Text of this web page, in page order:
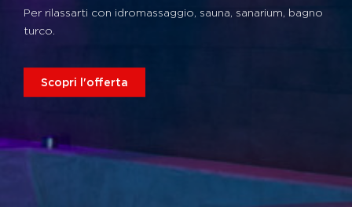
Per rilassarti con idromassaggio, sauna, sanarium, bagno
turco.
Scopri l'offerta